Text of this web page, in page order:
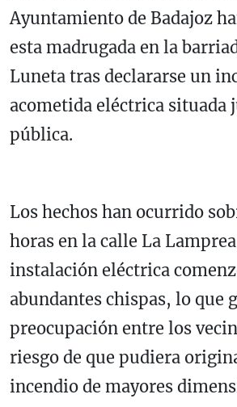
Ayuntamiento de Badajoz
esta madrugada en la
Luneta tras declararse un
acometida eléctrica situada
pública.
Los hechos han ocurrido
horas en la calle La
instalación eléctrica
abundantes chispas, lo que
preocupación entre los
riesgo de que pudiera
incendio de mayores